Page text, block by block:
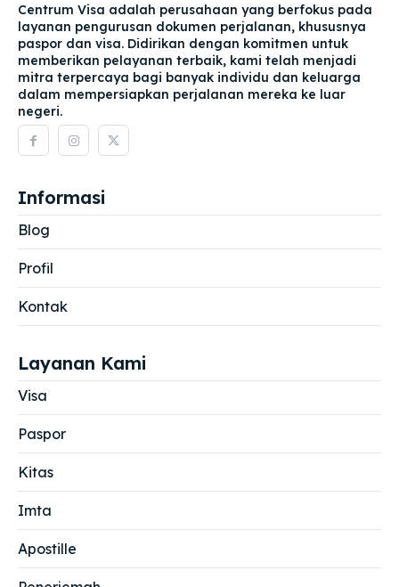
Centrum Visa adalah perusahaan yang berfokus pada
layanan pengurusan dokumen perjalanan, khususnya
paspor dan visa. Didirikan dengan komitmen untuk
memberikan pelayanan terbaik, kami telah menjadi
mitra terpercaya bagi banyak individu dan keluarga
dalam mempersiapkan perjalanan mereka ke luar
negeri.
Informasi
Blog
Profil
Kontak
Layanan Kami
Visa
Paspor
Kitas
Imta
Apostille